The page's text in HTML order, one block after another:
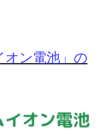
オン電池」の